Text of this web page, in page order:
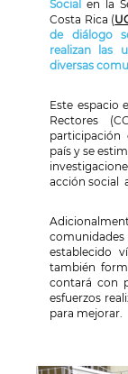
Social
en la
Costa Rica (
de diálogo
realizan las
diversas
Este espacio
Rectores
participación
país y se
acción social
establecido
también
contará con
esfuerzos
para mejorar.